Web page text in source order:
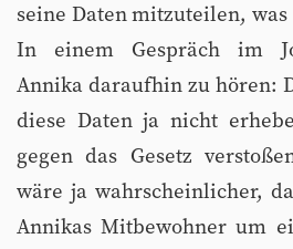
seine Daten mitzuteilen, was
In einem Gespräch im
Annika daraufhin zu hören:
diese Daten ja nicht
gegen das Gesetz
wäre ja wahrscheinlicher,
Annikas Mitbewohner um